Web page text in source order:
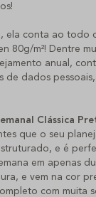
ela conta ao todo
80g/m²! Dentre
anual,
de dados
Clássica
que o seu
e é
em apenas
e vem na cor
com muita